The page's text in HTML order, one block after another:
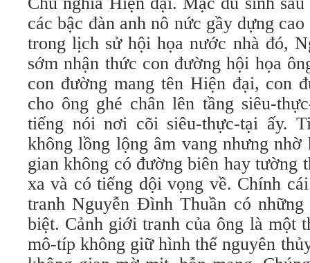
các bậc đàn anh nô nức gầy dựng
trong lịch sử hội họa nước nhà đó,
sớm nhận thức con đường hội họa
con đường mang tên Hiện đại, con
cho ông ghé chân lên tầng siêu-
tiếng nói nơi cõi siêu-thực-tại ấy.
không lồng lộng âm vang nhưng nhờ
gian không có đường biên hay tường
xa và có tiếng dội vọng về. Chính
tranh Nguyễn Đình Thuần có
biệt. Cảnh giới tranh của ông là một
mô-típ không giữ hình thể nguyên